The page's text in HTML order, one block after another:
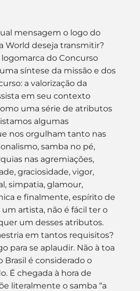
mensagem o logo do
World deseja transmitir?
do Concurso
síntese da missão e dos
a valorização da
em seu contexto
uma série de atributos
algumas
nos orgulham tanto nas
samba no pé,
nas agremiações,
graciosidade, vigor,
simpatia, glamour,
e finalmente, espírito de
artista, não é fácil ter o
um desses atributos.
em tantos requisitos?
para se aplaudir. Não à toa
Brasil é considerado o
É chegada à hora de
literalmente o samba “a